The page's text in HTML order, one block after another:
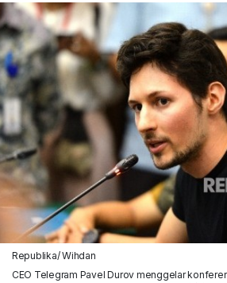
Republika/ Wihdan
CEO Telegram Pavel Durov menggelar